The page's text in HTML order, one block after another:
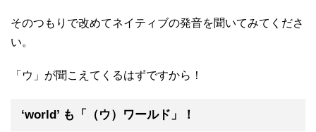
そのつもりで改めてネイティブの発音を聞いてみてくださ
い。
「ウ」が聞こえてくるはずですから！
‘world’ も「（ウ）ワールド」！